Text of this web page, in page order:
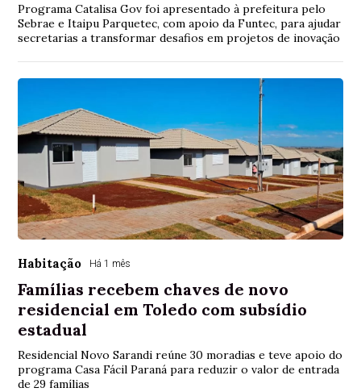
Programa Catalisa Gov foi apresentado à prefeitura pelo
Sebrae e Itaipu Parquetec, com apoio da Funtec, para ajudar
secretarias a transformar desafios em projetos de inovação
Habitação Há 1 mês
Famílias recebem chaves de novo
residencial em Toledo com subsídio
estadual
Residencial Novo Sarandi reúne 30 moradias e teve apoio do
programa Casa Fácil Paraná para reduzir o valor de entrada
de 29 famílias